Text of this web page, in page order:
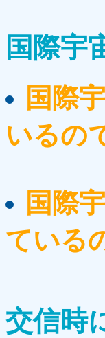
国際宇
国際
いるの
国際
ている
交信時